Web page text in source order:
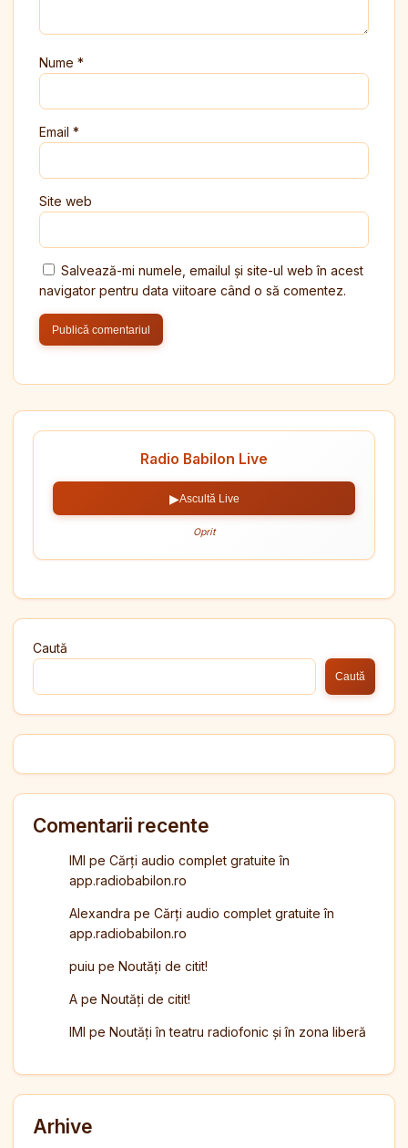
Nume *
Email *
Site web
Salvează-mi numele, emailul și site-ul web în acest
navigator pentru data viitoare când o să comentez.
Radio Babilon Live
▶Ascultă Live
Oprit
Caută
Caută
Comentarii recente
IMI pe Cărți audio complet gratuite în
app.radiobabilon.ro
Alexandra pe Cărți audio complet gratuite în
app.radiobabilon.ro
puiu pe Noutăți de citit!
A pe Noutăți de citit!
IMI pe Noutăți în teatru radiofonic și în zona liberă
Arhive